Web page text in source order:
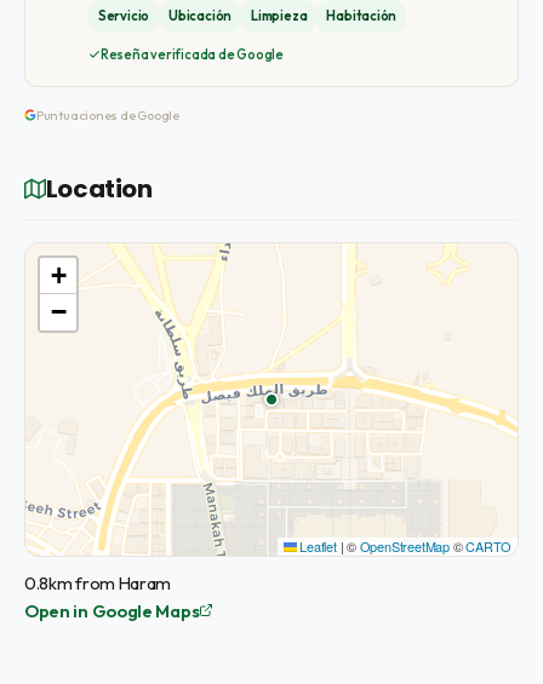
Servicio Ubicación Limpieza Habitación
Reseña verificada de Google
Puntuaciones de Google
Location
+
−
Leaflet |©OpenStreetMap©CARTO
0.8km from Haram
Open in Google Maps